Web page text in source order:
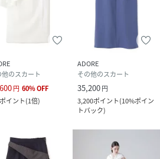
ージョン
ース
地)コットン63%,ナイロン36%,ポリエステ
地)キュプラ100%
部分)コットン60%,ポリエステル40%
他のスカート
円 60%OFF
ポイント(1倍)
ADORE
その他のスカート
35,200円
3,200ポイント(10%ポイン
トバック)